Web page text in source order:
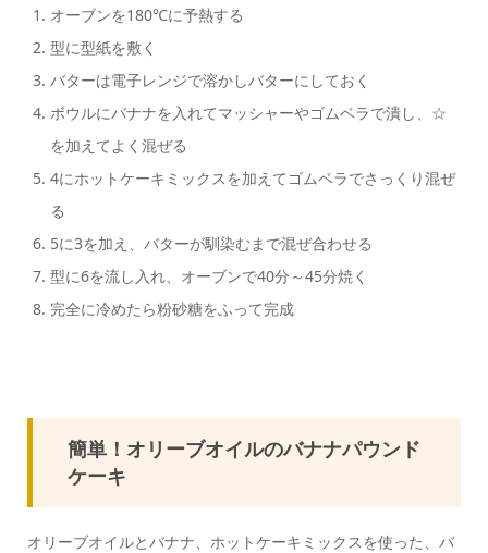
オーブンを180℃に予熱する
型に型紙を敷く
バターは電子レンジで溶かしバターにしておく
ボウルにバナナを入れてマッシャーやゴムベラで潰し、☆
を加えてよく混ぜる
4にホットケーキミックスを加えてゴムベラでさっくり混ぜ
る
5に3を加え、バターが馴染むまで混ぜ合わせる
型に6を流し入れ、オーブンで40分～45分焼く
完全に冷めたら粉砂糖をふって完成
簡単！オリーブオイルのバナナパウンド
ケーキ
オリーブオイルとバナナ、ホットケーキミックスを使った、バ